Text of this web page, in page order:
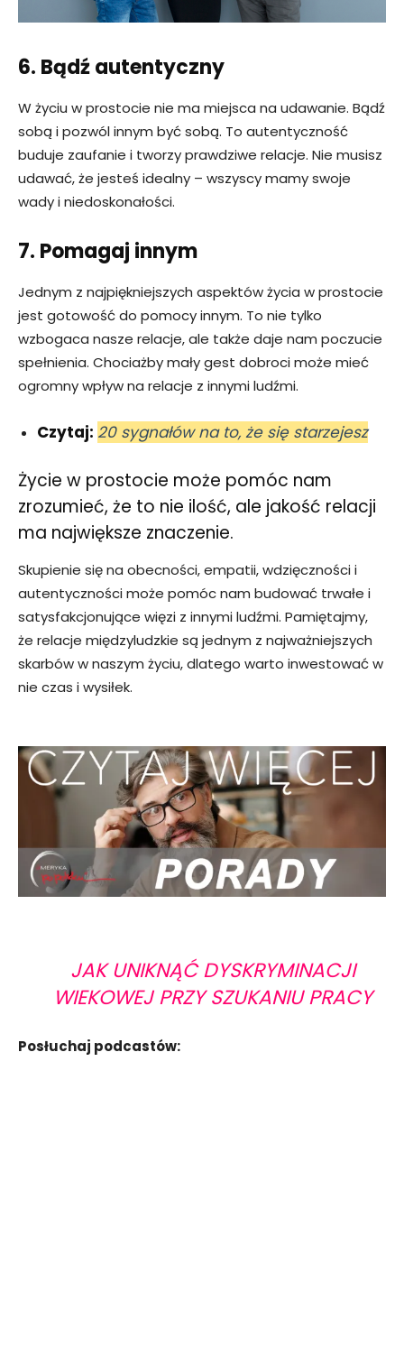
6. Bądź autentyczny
W życiu w prostocie nie ma miejsca na udawanie. Bądź
sobą i pozwól innym być sobą. To autentyczność
buduje zaufanie i tworzy prawdziwe relacje. Nie musisz
udawać, że jesteś idealny – wszyscy mamy swoje
wady i niedoskonałości.
7. Pomagaj innym
Jednym z najpiękniejszych aspektów życia w prostocie
jest gotowość do pomocy innym. To nie tylko
wzbogaca nasze relacje, ale także daje nam poczucie
spełnienia. Chociażby mały gest dobroci może mieć
ogromny wpływ na relacje z innymi ludźmi.
Czytaj: 20 sygnałów na to, że się starzejesz
Życie w prostocie może pomóc nam
zrozumieć, że to nie ilość, ale jakość relacji
ma największe znaczenie.
Skupienie się na obecności, empatii, wdzięczności i
autentyczności może pomóc nam budować trwałe i
satysfakcjonujące więzi z innymi ludźmi. Pamiętajmy,
że relacje międzyludzkie są jednym z najważniejszych
skarbów w naszym życiu, dlatego warto inwestować w
nie czas i wysiłek.
JAK UNIKNĄĆ DYSKRYMINACJI
WIEKOWEJ PRZY SZUKANIU PRACY
Posłuchaj podcastów: